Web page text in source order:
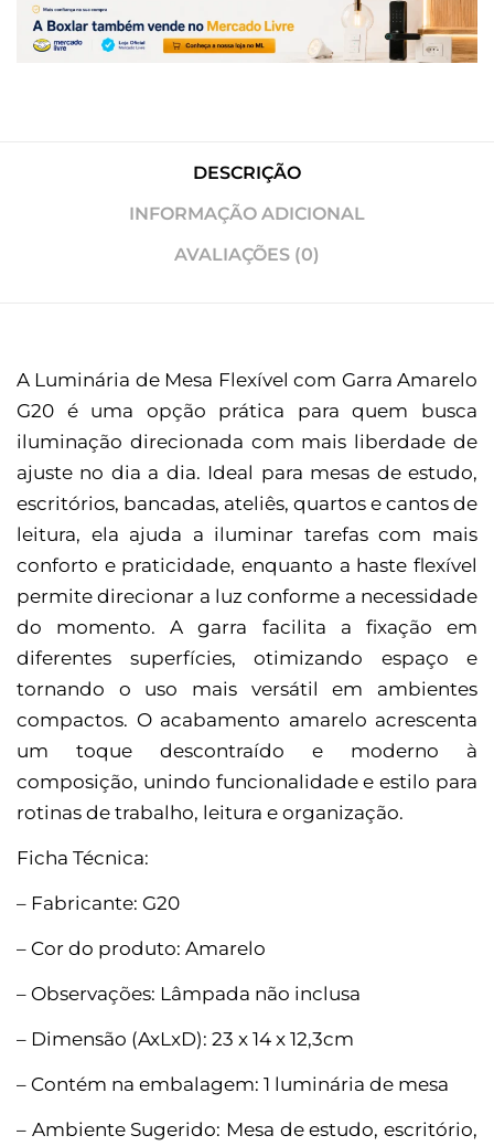
DESCRIÇÃO
INFORMAÇÃO ADICIONAL
AVALIAÇÕES (0)
A Luminária de Mesa Flexível com Garra Amarelo
G20 é uma opção prática para quem busca
iluminação direcionada com mais liberdade de
ajuste no dia a dia. Ideal para mesas de estudo,
escritórios, bancadas, ateliês, quartos e cantos de
leitura, ela ajuda a iluminar tarefas com mais
conforto e praticidade, enquanto a haste flexível
permite direcionar a luz conforme a necessidade
do momento. A garra facilita a fixação em
diferentes superfícies, otimizando espaço e
tornando o uso mais versátil em ambientes
compactos. O acabamento amarelo acrescenta
um toque descontraído e moderno à
composição, unindo funcionalidade e estilo para
rotinas de trabalho, leitura e organização.
Ficha Técnica:
– Fabricante: G20
– Cor do produto: Amarelo
– Observações: Lâmpada não inclusa
– Dimensão (AxLxD): 23 x 14 x 12,3cm
– Contém na embalagem: 1 luminária de mesa
– Ambiente Sugerido: Mesa de estudo, escritório,